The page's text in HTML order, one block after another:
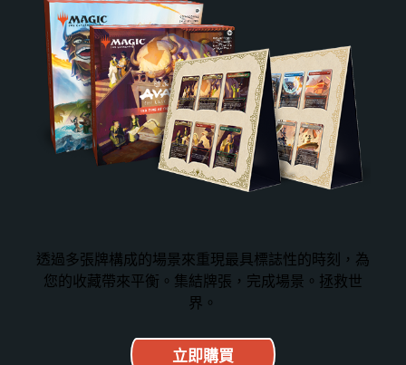
透過多張牌構成的場景來重現最具標誌性的時刻，為
您的收藏帶來平衡。集結牌張，完成場景。拯救世
界。
立即購買